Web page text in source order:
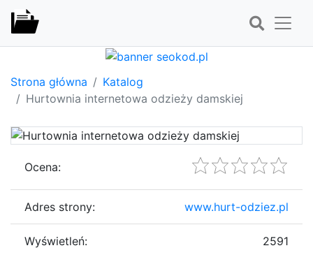
Strona główna
Katalog
Hurtownia internetowa odzieży damskiej
Ocena:
Adres strony: www.hurt-odziez.pl
Wyświetleń: 2591